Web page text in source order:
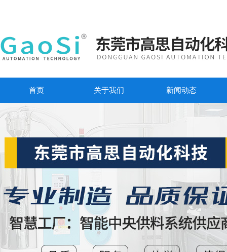
首页 关于我们 新闻动态